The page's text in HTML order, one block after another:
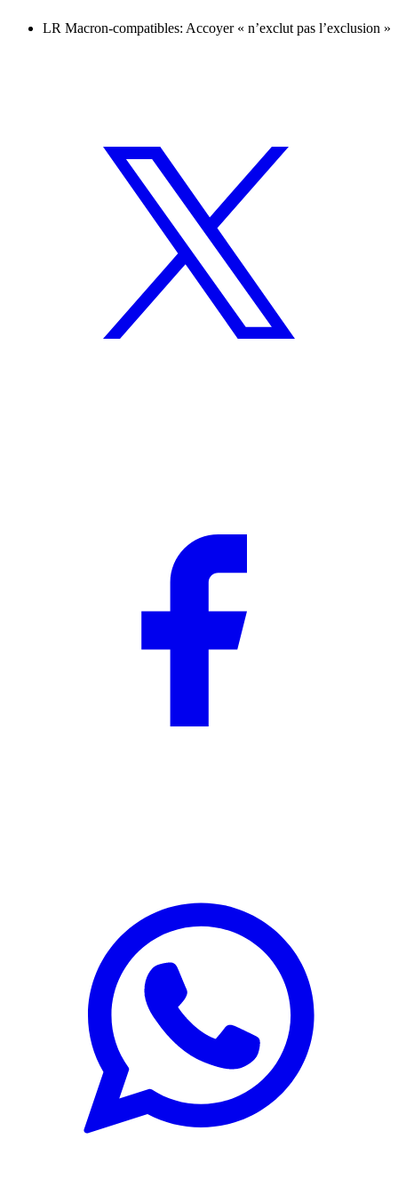
LR Macron-compatibles: Accoyer « n’exclut pas l’exclusion »